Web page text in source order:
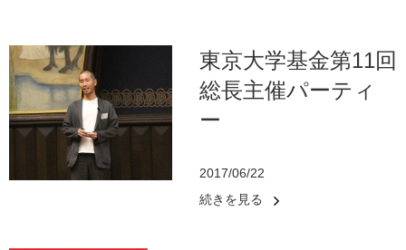
東京大学基金第11回
総長主催パーティ
ー
2017/06/22
続きを見る